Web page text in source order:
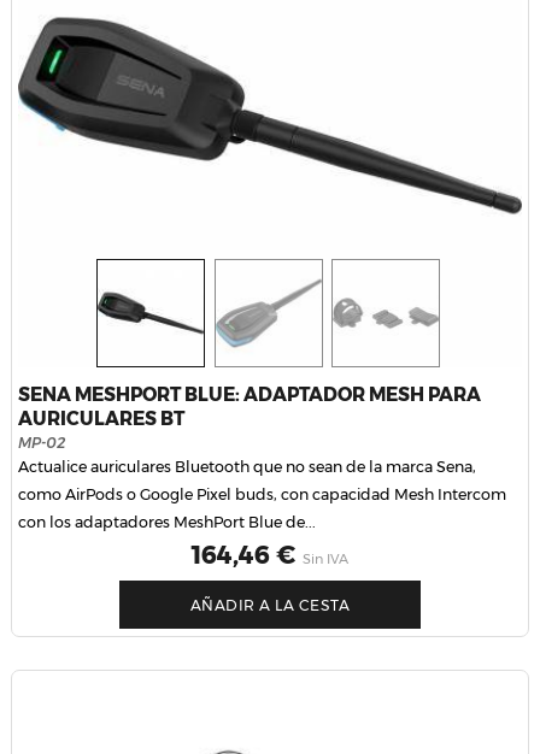
SENA MESHPORT BLUE: ADAPTADOR MESH PARA
AURICULARES BT
MP-02
Actualice auriculares Bluetooth que no sean de la marca Sena,
como AirPods o Google Pixel buds, con capacidad Mesh Intercom
con los adaptadores MeshPort Blue de...
Precio
164,46 € Sin IVA
AÑADIR A LA CESTA